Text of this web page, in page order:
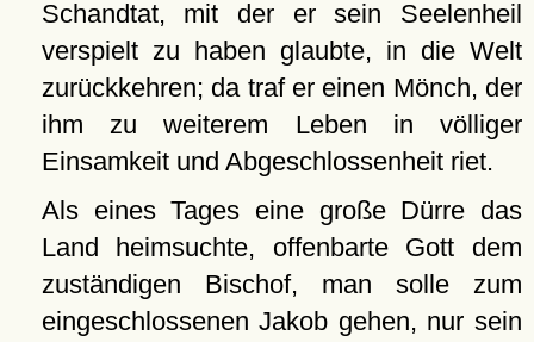
Schandtat, mit der er sein Seelenheil
verspielt zu haben glaubte, in die Welt
zurückkehren; da traf er einen Mönch, der
ihm zu weiterem Leben in völliger
Einsamkeit und Abgeschlossenheit riet.
Als eines Tages eine große Dürre das
Land heimsuchte, offenbarte Gott dem
zuständigen Bischof, man solle zum
eingeschlossenen Jakob gehen, nur sein